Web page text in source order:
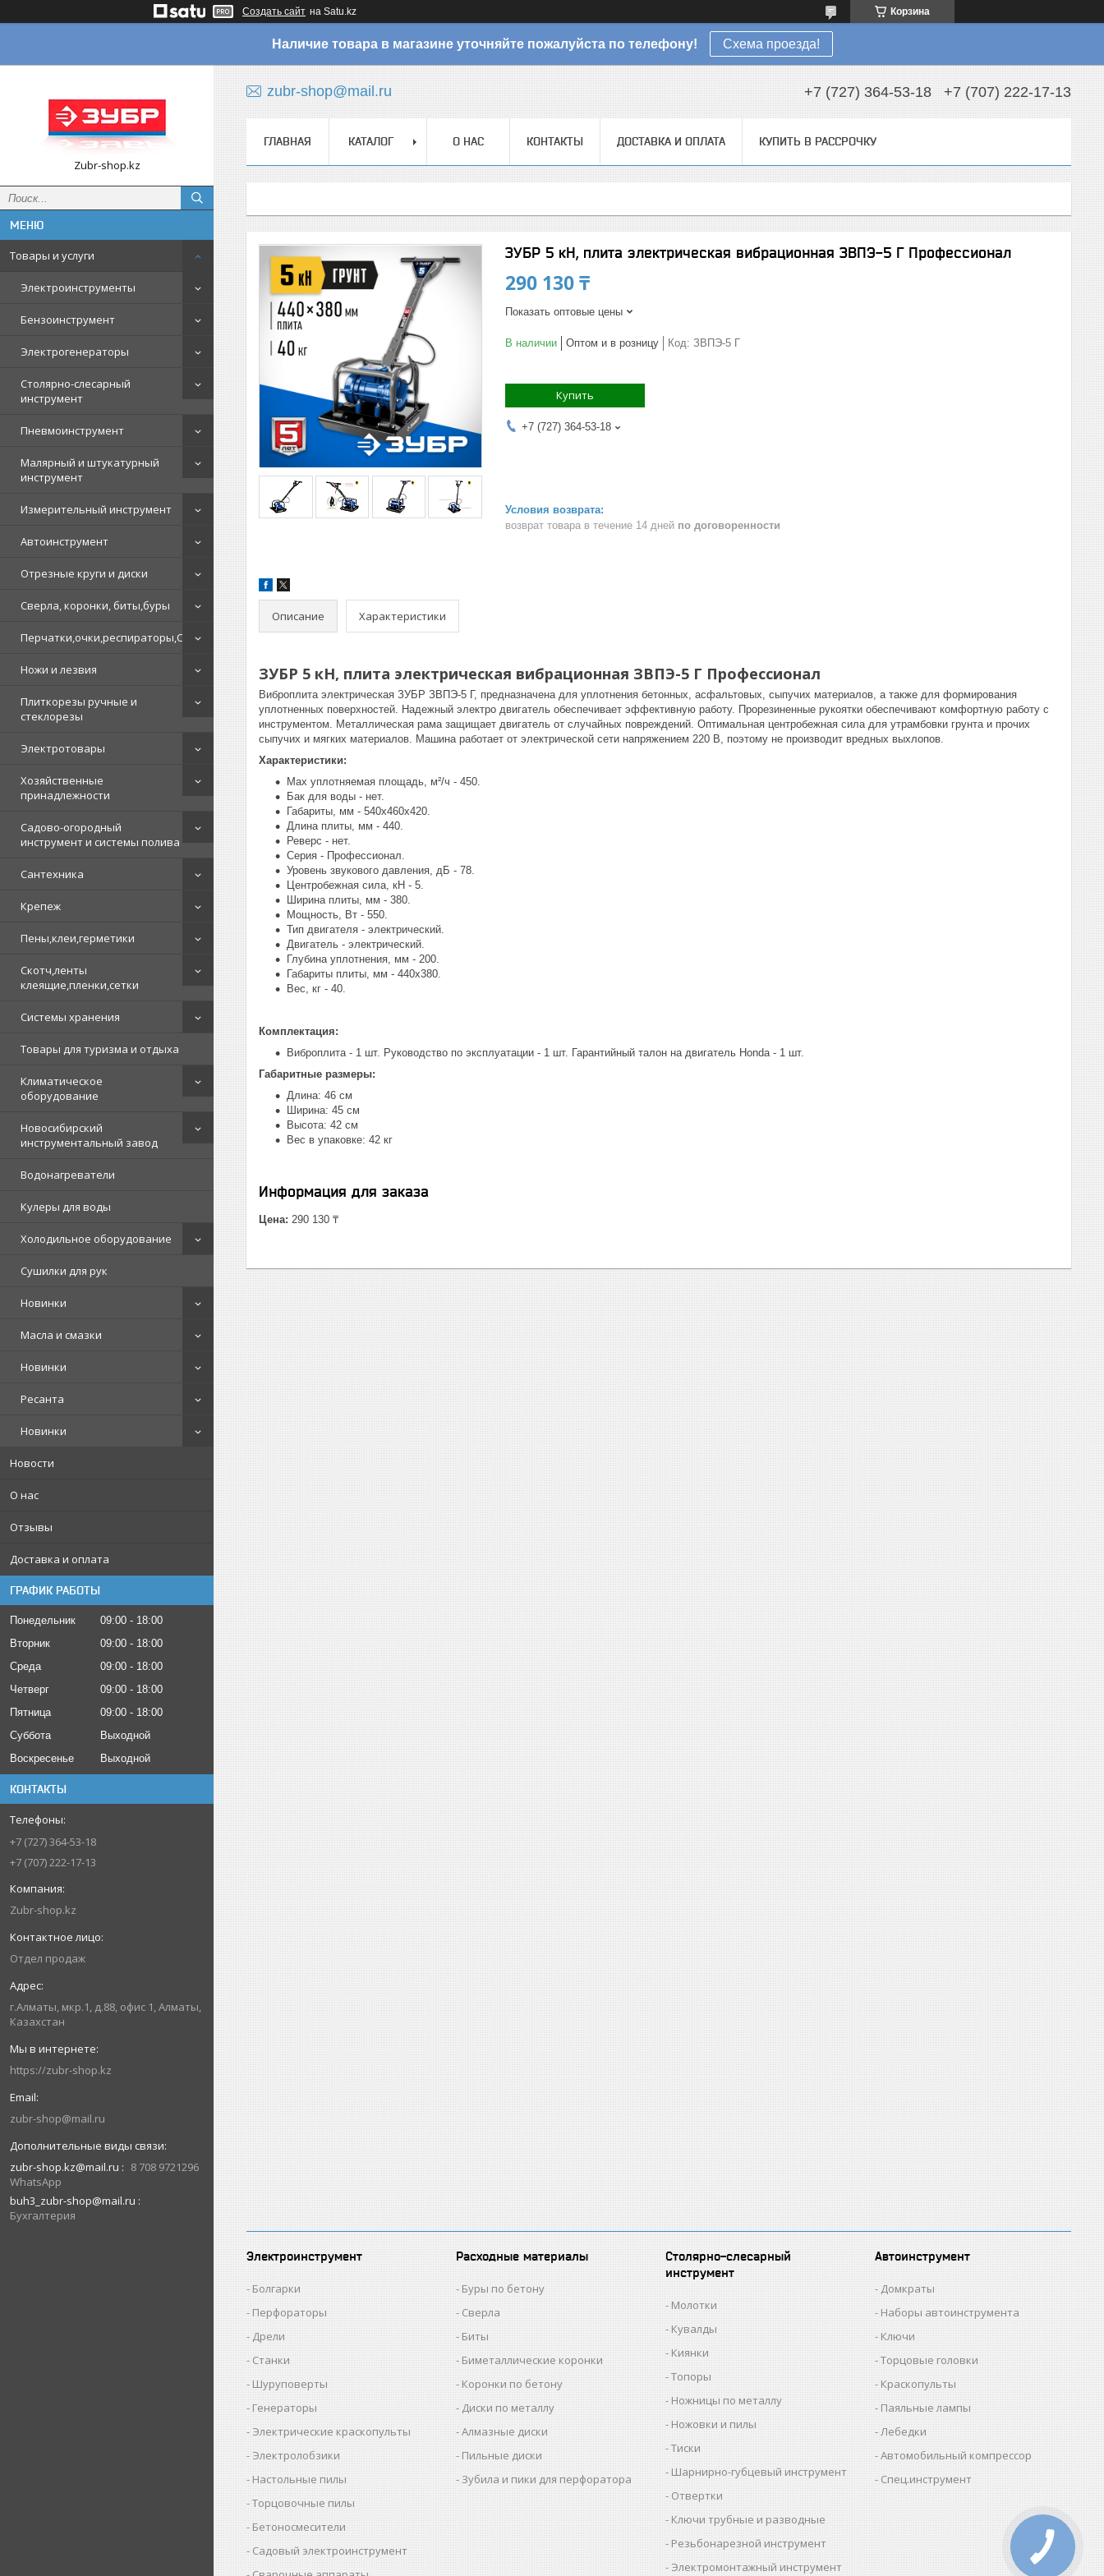
Создать сайт на Satu.kz Корзина
Наличие товара в магазине уточняйте пожалуйста по телефону! Схема проезда!
Zubr-shop.kz
Товары и услуги
Электроинструменты
Бензоинструмент
Электрогенераторы
Столярно-слесарный
инструмент
Пневмоинструмент
Малярный и штукатурный
инструмент
Измерительный инструмент
Автоинструмент
Отрезные круги и диски
Сверла, коронки, биты,буры
Перчатки,очки,респираторы,СИЗ
Ножи и лезвия
Плиткорезы ручные и
стеклорезы
Электротовары
Хозяйственные
принадлежности
Садово-огородный
инструмент и системы полива
Сантехника
Крепеж
Пены,клеи,герметики
Скотч,ленты
клеящие,пленки,сетки
Системы хранения
Товары для туризма и отдыха
Климатическое
оборудование
Новосибирский
инструментальный завод
Водонагреватели
Кулеры для воды
Холодильное оборудование
Сушилки для рук
Новинки
Масла и смазки
Новинки
Ресанта
Новинки
Новости
О нас
Отзывы
Доставка и оплата
ГРАФИК РАБОТЫ
Понедельник 09:00
18:00
Вторник
09:00
18:00
Среда
09:00
18:00
Четверг
09:00
18:00
Пятница
09:00
18:00
Суббота
Выходной
Воскресенье
Выходной
КОНТАКТЫ
+7 (727) 364-53-18
+7 (707) 222-17-13
Zubr-shop.kz
Отдел продаж
г.Алматы, мкр.1, д.88, офис 1, Алматы,
Казахстан
https://zubr-shop.kz
zubr-shop@mail.ru
zubr-shop.kz@mail.ru
8 708 9721296
WhatsApp
buh3_zubr-shop@mail.ru
Бухгалтерия
zubr-shop@mail.ru +7 (727) 364-53-18 +7 (707) 222-17-13
ГЛАВНАЯ КАТАЛОГ О НАС КОНТАКТЫ ДОСТАВКА И ОПЛАТА КУПИТЬ В РАССРОЧКУ
ЗУБР 5 кН, плита электрическая вибрационная ЗВПЭ-5 Г Профессионал
290 130 ₸
Показать оптовые цены
В наличии Оптом и в розницу Код: ЗВПЭ-5 Г
Купить
+7 (727) 364-53-18
возврат товара в течение 14 дней по договоренности
Описание Характеристики
ЗУБР 5 кН, плита электрическая вибрационная ЗВПЭ-5 Г Профессионал
Виброплита электрическая ЗУБР ЗВПЭ-5 Г, предназначена для уплотнения бетонных, асфальтовых, сыпучих материалов, а также для формирования
уплотненных поверхностей. Надежный электро двигатель обеспечивает эффективную работу. Прорезиненные рукоятки обеспечивают комфортную работу с
инструментом. Металлическая рама защищает двигатель от случайных повреждений. Оптимальная центробежная сила для утрамбовки грунта и прочих
сыпучих и мягких материалов. Машина работает от электрической сети напряжением 220 В, поэтому не производит вредных выхлопов.
Характеристики:
Max уплотняемая площадь, м²/ч - 450.
Бак для воды - нет.
Габариты, мм - 540x460x420.
Длина плиты, мм - 440.
Реверс - нет.
Серия - Профессионал.
Уровень звукового давления, дБ - 78.
Центробежная сила, кН - 5.
Ширина плиты, мм - 380.
Мощность, Вт - 550.
Тип двигателя - электрический.
Двигатель - электрический.
Глубина уплотнения, мм - 200.
Габариты плиты, мм - 440х380.
Вес, кг - 40.
Комплектация:
Виброплита - 1 шт. Руководство по эксплуатации - 1 шт. Гарантийный талон на двигатель Honda - 1 шт.
Габаритные размеры:
Длина: 46 см
Ширина: 45 см
Высота: 42 см
Вес в упаковке: 42 кг
Информация для заказа
Цена: 290 130 ₸
Электроинструмент
Болгарки
Перфораторы
Дрели
Станки
Шуруповерты
Генераторы
Электрические краскопульты
Электролобзики
Настольные пилы
Торцовочные пилы
Бетоносмесители
Садовый электроинструмент
Расходные материалы
Буры по бетону
Сверла
Биты
Биметаллические коронки
Коронки по бетону
Диски по металлу
Алмазные диски
Пильные диски
Зубила и пики для перфоратора
Столярно-слесарный
инструмент
Молотки
Кувалды
Киянки
Топоры
Ножницы по металлу
Ножовки и пилы
Тиски
Шарнирно-губцевый инструмент
Отвертки
Ключи трубные и разводные
Резьбонарезной инструмент
Электромонтажный инструмент
Автоинструмент
Домкраты
Наборы автоинструмента
Ключи
Торцовые головки
Краскопульты
Паяльные лампы
Лебедки
Автомобильный компрессор
Спец.инструмент